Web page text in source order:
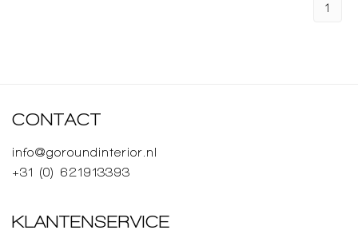
1
CONTACT
info@goroundinterior.nl
+31 (0) 621913393
KLANTENSERVICE